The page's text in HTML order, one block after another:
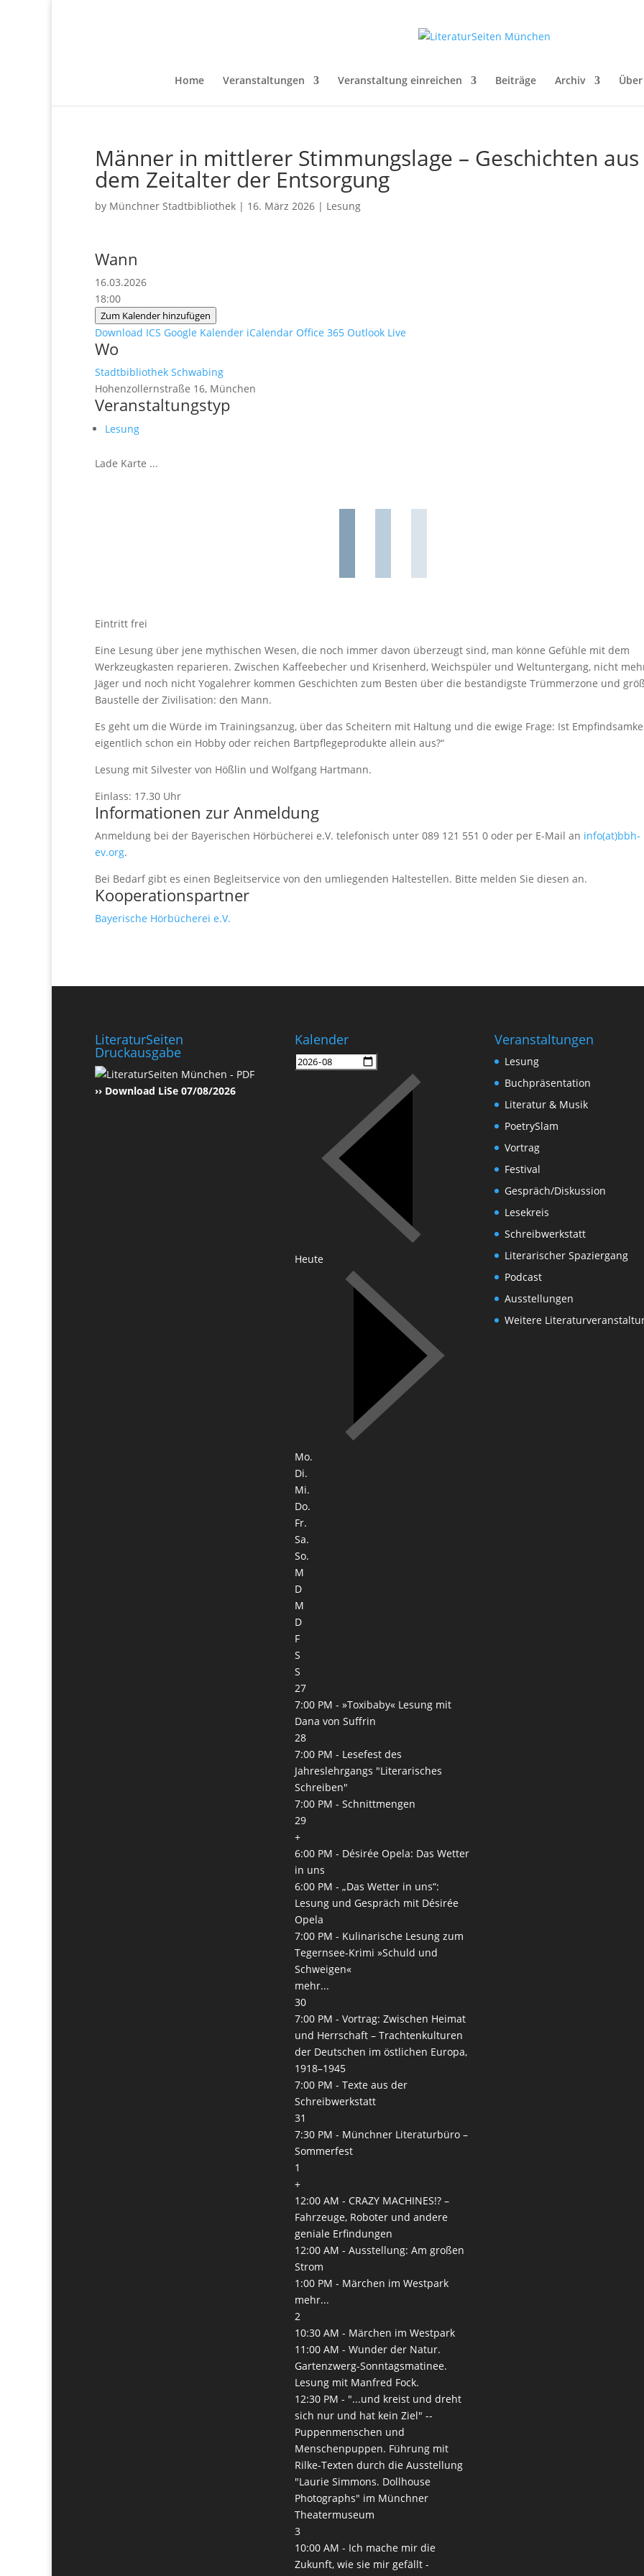
Home Veranstaltungen Veranstaltung einreichen Beiträge Archiv
Männer in mittlerer Stimmungslage – Geschichten aus
dem Zeitalter der Entsorgung
by Münchner Stadtbibliothek | 16. März 2026 | Lesung
Wann
16.03.2026
18:00
Zum Kalender hinzufügen
Download ICS Google Kalender iCalendar Office 365 Outlook Live
Wo
Stadtbibliothek Schwabing
Hohenzollernstraße 16, München
Veranstaltungstyp
Lesung
Lade Karte ...
Eintritt frei
Eine Lesung über jene mythischen Wesen, die noch immer davon überzeugt sind, man könne Gefühle mit dem
Werkzeugkasten reparieren. Zwischen Kaffeebecher und Krisenherd, Weichspüler und Weltuntergang, nicht
Jäger und noch nicht Yogalehrer kommen Geschichten zum Besten über die beständigste Trümmerzone und
Baustelle der Zivilisation: den Mann.
Es geht um die Würde im Trainingsanzug, über das Scheitern mit Haltung und die ewige Frage: Ist
eigentlich schon ein Hobby oder reichen Bartpflegeprodukte allein aus?“
Lesung mit Silvester von Hößlin und Wolfgang Hartmann.
Einlass: 17.30 Uhr
Informationen zur Anmeldung
Anmeldung bei der Bayerischen Hörbücherei e.V. telefonisch unter 089 121 551 0 oder per E-Mail an info(at)bbh-
ev.org.
Bei Bedarf gibt es einen Begleitservice von den umliegenden Haltestellen. Bitte melden Sie diesen an.
Kooperationspartner
Bayerische Hörbücherei e.V.
LiteraturSeiten
Druckausgabe
›› Download LiSe 07/08/2026
Kalender
Heute
Mo.
Di.
Mi.
Do.
Fr.
Sa.
So.
M
D
M
D
F
S
S
27
7:00 PM -»Toxibaby« Lesung mit
Dana von Suffrin
28
7:00 PM - Lesefest des
Jahreslehrgangs "Literarisches
Schreiben"
7:00 PM -Schnittmengen
29
+
6:00 PM - Désirée Opela: Das Wetter
in uns
6:00 PM -„Das Wetter in uns“:
Lesung und Gespräch mit Désirée
Opela
7:00 PM - Kulinarische Lesung zum
Tegernsee-Krimi »Schuld und
Schweigen«
mehr...
30
7:00 PM -Vortrag: Zwischen Heimat
und Herrschaft – Trachtenkulturen
der Deutschen im östlichen Europa,
1918–1945
7:00 PM -Texte aus der
Schreibwerkstatt
31
7:30 PM - Münchner Literaturbüro –
Sommerfest
1
+
12:00 AM -CRAZY MACHINES!? –
Fahrzeuge, Roboter und andere
geniale Erfindungen
12:00 AM -Ausstellung: Am großen
Strom
1:00 PM - Märchen im Westpark
mehr...
2
10:30 AM - Märchen im Westpark
11:00 AM -Wunder der Natur.
Gartenzwerg-Sonntagsmatinee.
Lesung mit Manfred Fock.
12:30 PM - "...und kreist und dreht
sich nur und hat kein Ziel" --
Puppenmenschen und
Menschenpuppen. Führung mit
Rilke-Texten durch die Ausstellung
"Laurie Simmons. Dollhouse
Photographs" im Münchner
Theatermuseum
3
10:00 AM - Ich mache mir die
Zukunft, wie sie mir gefällt -
Veranstaltungen
Lesung
Buchpräsentation
Literatur & Musik
PoetrySlam
Vortrag
Festival
Gespräch/Diskussion
Lesekreis
Schreibwerkstatt
Literarischer Spaziergang
Podcast
Ausstellungen
Weitere